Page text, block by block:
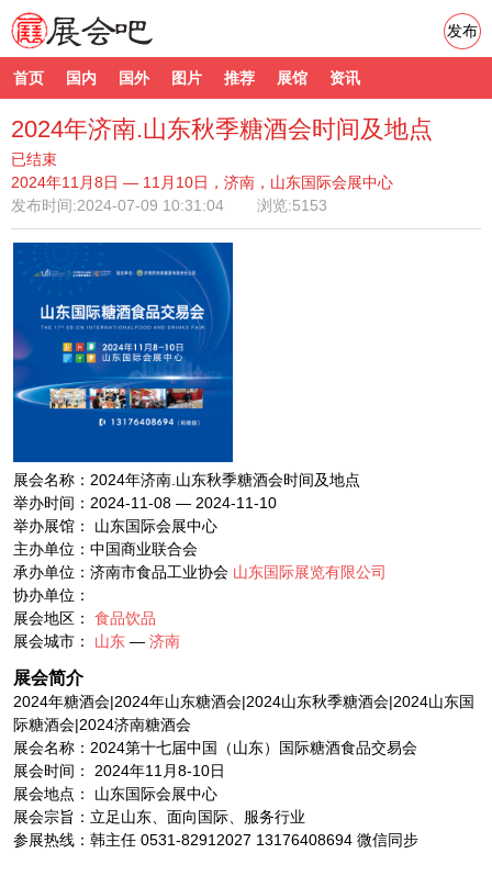
首页 国内 国外 图片 推荐 展馆 资讯
发布
2024年济南.山东秋季糖酒会时间及地点
已结束
2024年11月8日 — 11月10日，济南，山东国际会展中心
发布时间:2024-07-09 10:31:04 浏览:5153
展会名称：2024年济南.山东秋季糖酒会时间及地点
举办时间：2024-11-08 — 2024-11-10
举办展馆： 山东国际会展中心
主办单位：中国商业联合会
承办单位：济南市食品工业协会 山东国际展览有限公司
协办单位：
展会地区： 食品饮品
展会城市： 山东 — 济南
展会简介
2024年糖酒会|2024年山东糖酒会|2024山东秋季糖酒会|2024山东国
际糖酒会|2024济南糖酒会
展会名称：2024第十七届中国（山东）国际糖酒食品交易会
展会时间： 2024年11月8-10日
展会地点： 山东国际会展中心
展会宗旨：立足山东、面向国际、服务行业
参展热线：韩主任 0531-82912027 13176408694 微信同步